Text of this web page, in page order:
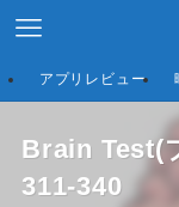
アプリレビュー
Brain Test(
311-340